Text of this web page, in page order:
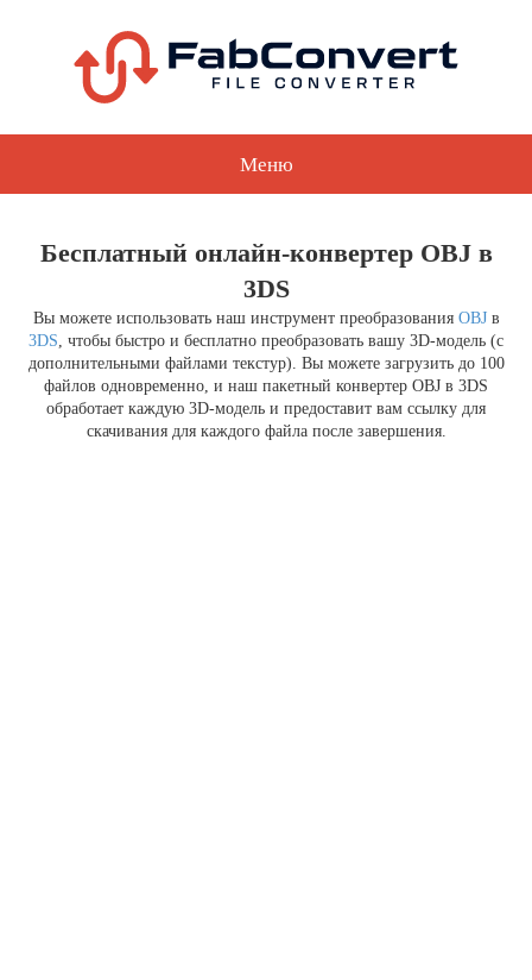
Меню
Бесплатный онлайн-конвертер OBJ в
3DS
Вы можете использовать наш инструмент преобразования OBJв
3DS, чтобы быстро и бесплатно преобразовать вашу 3D-модель (с
дополнительными файлами текстур). Вы можете загрузить до 100
файлов одновременно, и наш пакетный конвертер OBJ в 3DS
обработает каждую 3D-модель и предоставит вам ссылку для
скачивания для каждого файла после завершения.